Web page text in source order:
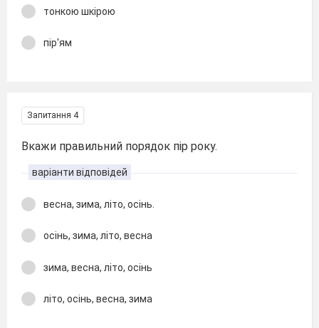
тонкою шкірою
пір'ям
Запитання 4
Вкажи правильний порядок пір року.
варіанти відповідей
весна, зима, літо, осінь.
осінь, зима, літо, весна
зима, весна, літо, осінь
літо, осінь, весна, зима